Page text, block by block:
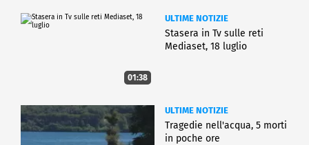
01:38
ULTIME NOTIZIE
Stasera in Tv sulle reti
Mediaset, 18 luglio
ULTIME NOTIZIE
Tragedie nell'acqua, 5 morti
in poche ore